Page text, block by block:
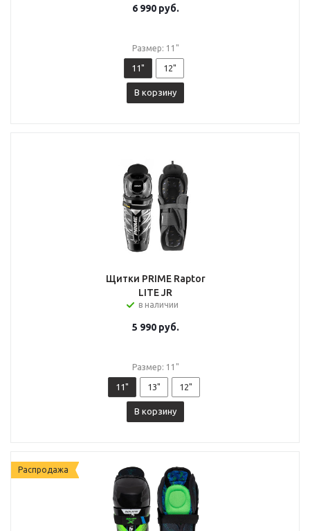
6 990руб.
Размер: 11"
11" 12"
В корзину
Щитки PRIME Raptor
LITE JR
в наличии
5 990руб.
Размер: 11"
11" 13" 12"
В корзину
Распродажа